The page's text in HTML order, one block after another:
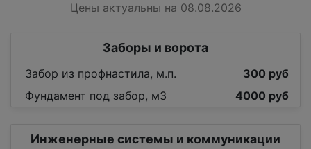
Цены актуальны на 08.08.2026
Заборы и ворота
Забор из профнастила, м.п.
300 руб
Фундамент под забор, м3
4000 руб
Инженерные системы и коммуникации